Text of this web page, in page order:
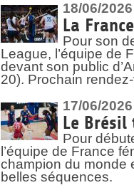
18/06/2026
La
Pour son
League, l’équipe de
devant son public
20). Prochain
17/06/2026
Le
Pour
l’équipe de France
champion du monde
belles séquences.